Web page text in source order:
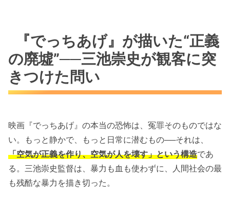
『でっちあげ』が描いた“正義
の廃墟”──三池崇史が観客に突
きつけた問い
映画『でっちあげ』の本当の恐怖は、冤罪そのものではな
い。もっと静かで、もっと日常に潜むもの──それは、
「空気が正義を作り、空気が人を壊す」という構造であ
る。三池崇史監督は、暴力も血も使わずに、人間社会の最
も残酷な暴力を描き切った。